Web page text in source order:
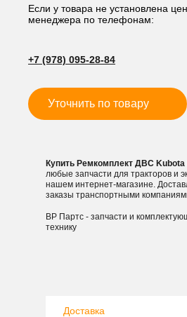
Kubota
D662
Если у товара не установлена
менеджера по телефонам:
+7 (978) 095-28-84
Уточнить по товару
Купить Ремкомплект ДВС Kubota
любые запчасти для тракторов и
нашем интернет-магазине.
заказы транспортными
ВР Партс - запчасти и
технику
Доставка